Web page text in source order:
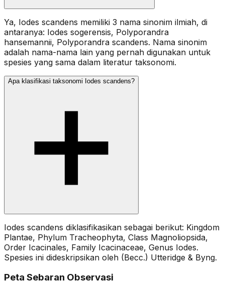
Ya, Iodes scandens memiliki 3 nama sinonim ilmiah, di
antaranya: Iodes sogerensis, Polyporandra
hansemannii, Polyporandra scandens. Nama sinonim
adalah nama-nama lain yang pernah digunakan untuk
spesies yang sama dalam literatur taksonomi.
Apa klasifikasi taksonomi Iodes scandens?
Iodes scandens diklasifikasikan sebagai berikut: Kingdom
Plantae, Phylum Tracheophyta, Class Magnoliopsida,
Order Icacinales, Family Icacinaceae, Genus Iodes.
Spesies ini dideskripsikan oleh (Becc.) Utteridge & Byng.
Peta Sebaran Observasi